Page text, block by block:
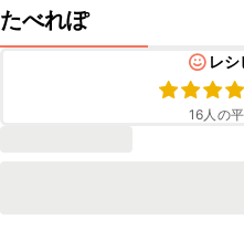
たべれぽ
レ
16人の